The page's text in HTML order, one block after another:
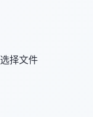
择文件